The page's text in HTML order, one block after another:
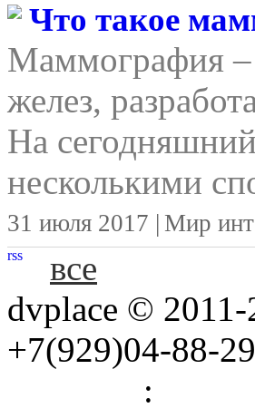
Что такое
Маммография –
желез,
На
несколькими
31 июля 2017 | Мир
rss
все
dvplace © 2011-
+7(929)04-88-
: